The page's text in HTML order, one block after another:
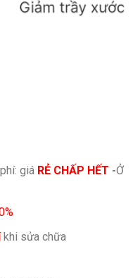
giá RẺ CHẤP HẾT -Ở
khi sửa chữa